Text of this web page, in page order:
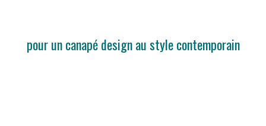
pour un canapé design au style contemporain